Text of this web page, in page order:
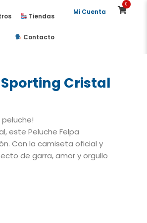
Tiendas
Contacto
Mi Cuenta
0
Cristal
este Peluche Felpa
Con la camiseta oficial y
de garra, amor y orgullo